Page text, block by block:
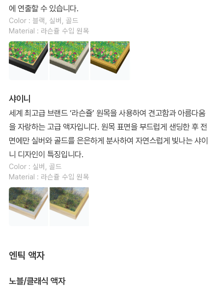
에 연출할 수 있습니다.
Color : 블랙, 실버, 골드
Material : 라슨쥴 수입 원목
샤이니
세계 최고급 브랜드 ‘라슨쥴’ 원목을 사용하여 견고함과 아름다움
을 자랑하는 고급 액자입니다. 원목 표면을 부드럽게 샌딩한 후 전
면에만 실버와 골드를 은은하게 분사하여 자연스럽게 빛나는 샤이
니 디자인이 특징입니다.
Color : 실버, 골드
Material : 라슨쥴 수입 원목
엔틱 액자
노블/클래식 액자